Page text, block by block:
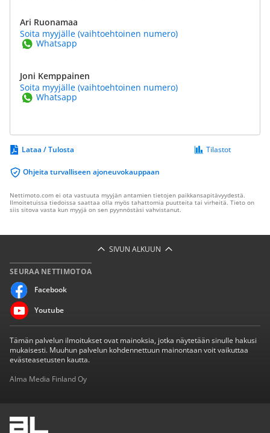
Ari Ruonamaa
Soita myyjälle (vaihtoehtoinen numero)
Whatsapp
Joni Kemppainen
Soita myyjälle (vaihtoehtoinen numero)
Whatsapp
Lataa / Tulosta
Ohjeita turvalliseen ajoneuvokauppaan
Tilastot
Nettimoto.com ei ota vastuuta myyjän antamien tietojen paikkansapitävyydestä.
Ilmoitetuissa tiedoissa saattaa olla myös tahattomia puutteita tai virheitä. Tieto on
siis sitova vasta kun myyjä on sen pyynnöstäsi vahvistanut.
SIVUN ALKUUN
SEURAA NETTIMOTOA
Facebook
Youtube
Tämän palvelun ilmoitukset ovat mainoksia, jotka näytetään sinulle hakusi
mukaisesti. Muuhun palvelun kohdennettuun mainontaan voit vaikuttaa
evästeasetusten kautta.
Alma Media Finland Oy